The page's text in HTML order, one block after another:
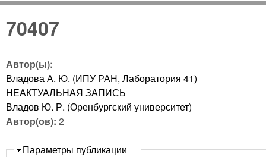
70407
Автор(ы):
Владова А. Ю. (ИПУ РАН, Лаборатория 41)
НЕАКТУАЛЬНАЯ ЗАПИСЬ
Владов Ю. Р. (Оренбургский университет)
Автор(ов): 2
Скрыть
Параметры публикации